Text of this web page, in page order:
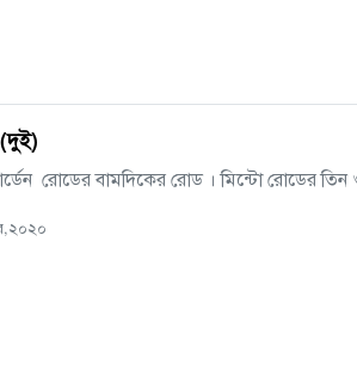
রোডের বামদিকের রোড । মিন্টো রোডের